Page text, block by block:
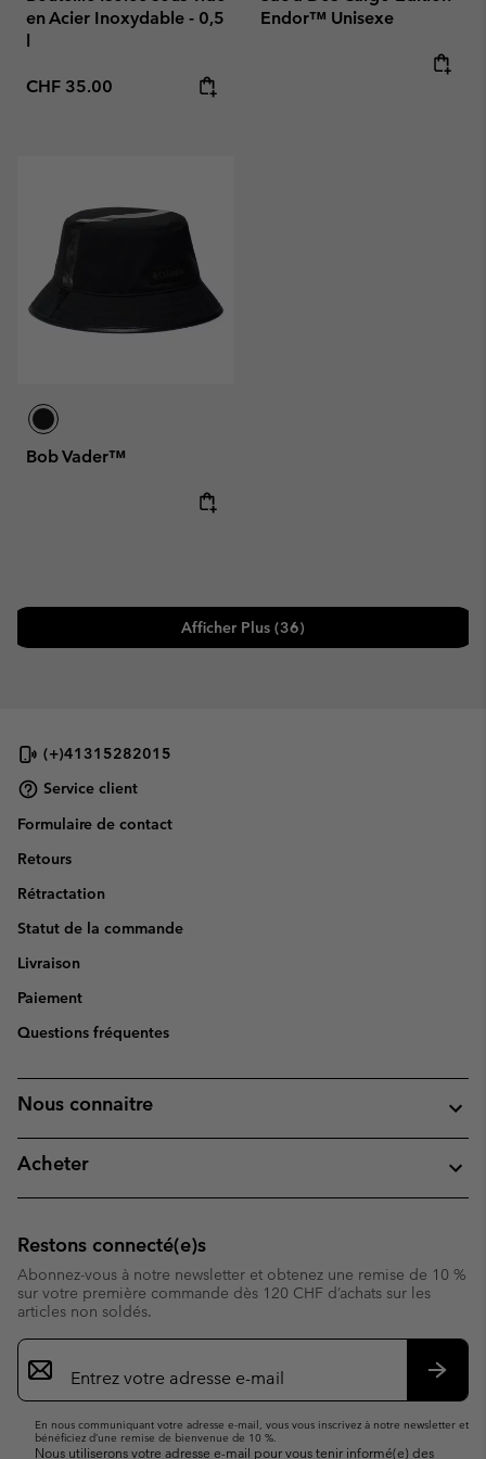
en Acier Inoxydable - 0,5
l
Regular price:
CHF 35.00
Endor™ Unisexe
Bob Vader™
Afficher Plus (36)
(+)41315282015
Service client
Formulaire de contact
Retours
Rétractation
Statut de la commande
Livraison
Paiement
Questions fréquentes
Nous connaitre
Acheter
Restons connecté(e)s
Abonnez-vous à notre newsletter et obtenez une remise de 10 %
sur votre première commande dès 120 CHF d’achats sur les
articles non soldés.
Inscription
par
e-
En nous communiquant votre adresse e-mail, vous vous inscrivez à notre newsletter et
bénéficiez d’une remise de bienvenue de 10 %.
Nous utiliserons votre adresse e-mail pour vous tenir informé(e) des